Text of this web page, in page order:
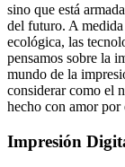
sino que está
del futuro. A
ecológica, las
pensamos sobre la
mundo de la
considerar como el
hecho con amor por
Impresión